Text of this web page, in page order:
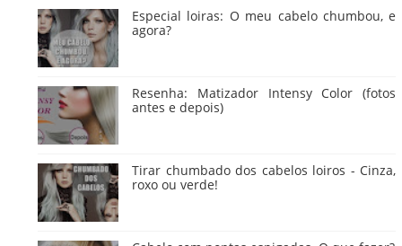
Especial loiras: O meu cabelo chumbou, e
agora?
Resenha: Matizador Intensy Color (fotos
antes e depois)
Tirar chumbado dos cabelos loiros - Cinza,
roxo ou verde!